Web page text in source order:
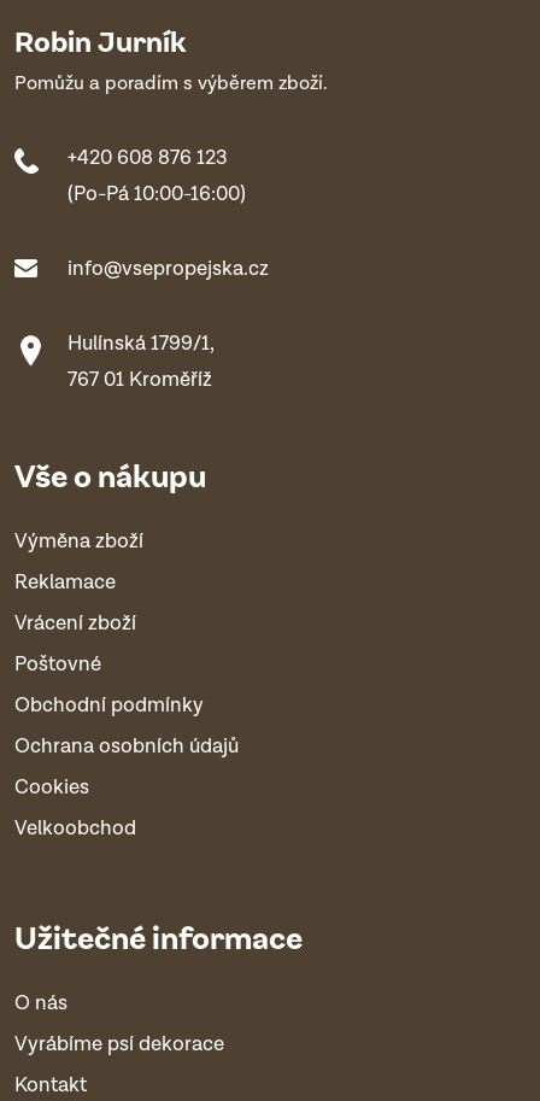
Robin Jurník
Pomůžu a poradím s výběrem zboží.
+420 608 876 123
(Po-Pá 10:00-16:00)
info@vsepropejska.cz
Hulínská 1799/1,
767 01 Kroměříž
Vše o nákupu
Výměna zboží
Reklamace
Vrácení zboží
Poštovné
Obchodní podmínky
Ochrana osobních údajů
Cookies
Velkoobchod
Užitečné informace
O nás
Vyrábíme psí dekorace
Kontakt